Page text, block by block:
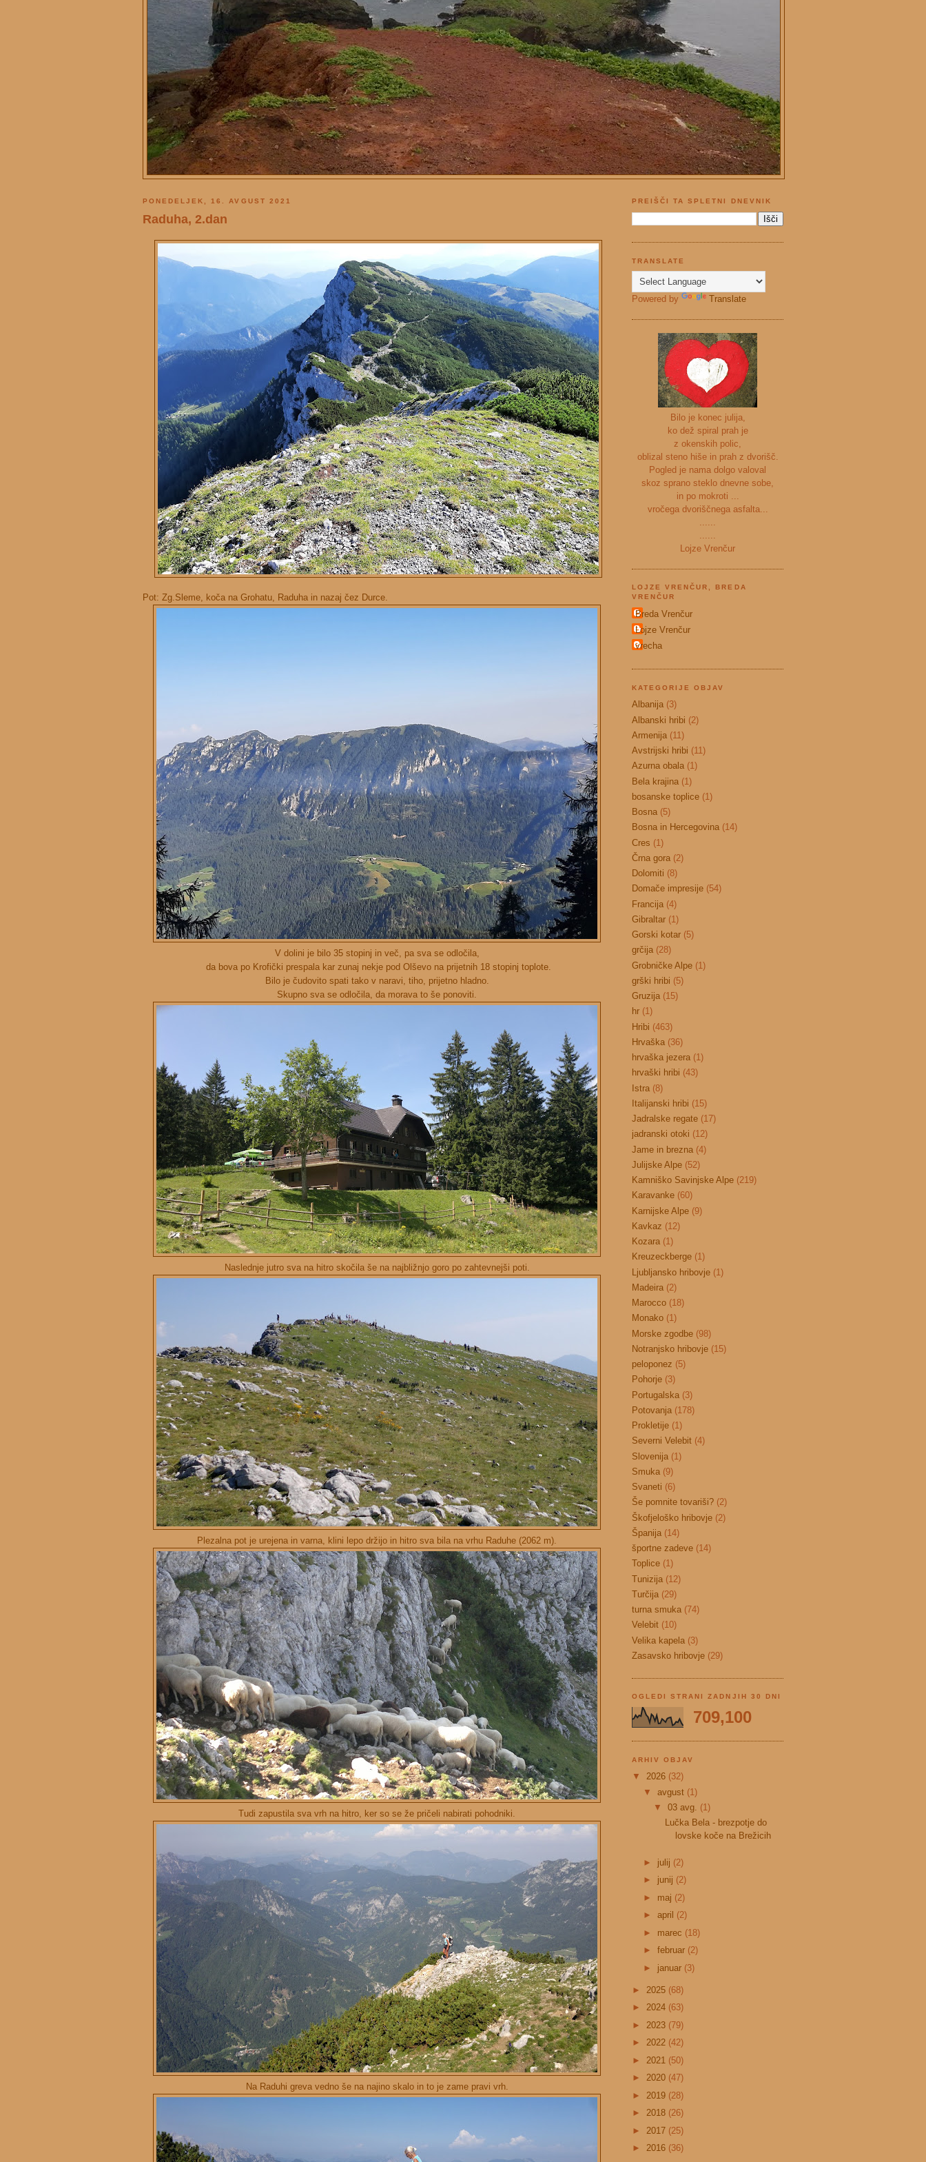
PONEDELJEK, 16. AVGUST 2021
Raduha, 2.dan
Pot: Zg.Sleme, koča na Grohatu, Raduha in nazaj čez Durce.
V dolini je bilo 35 stopinj in več, pa sva se odločila,
da bova po Krofički prespala kar zunaj nekje pod Olševo na prijetnih 18 stopinj toplote.
Bilo je čudovito spati tako v naravi, tiho, prijetno hladno.
Skupno sva se odločila, da morava to še ponoviti.
Naslednje jutro sva na hitro skočila še na najbližnjo goro po zahtevnejši poti.
Plezalna pot je urejena in varna, klini lepo držijo in hitro sva bila na vrhu Raduhe (2062 m).
Tudi zapustila sva vrh na hitro, ker so se že pričeli nabirati pohodniki.
Na Raduhi greva vedno še na najino skalo in to je zame pravi vrh.
PREIŠČI TA SPLETNI DNEVNIK
TRANSLATE
Powered by Translate
Bilo je konec julija,
ko dež spiral prah je
z okenskih polic,
oblizal steno hiše in prah z dvorišč.
Pogled je nama dolgo valoval
skoz sprano steklo dnevne sobe,
in po mokroti ...
vročega dvoriščnega asfalta...
......
......
Lojze Vrenčur
LOJZE VRENČUR, BREDA
VRENČUR
Breda Vrenčur
Lojze Vrenčur
vrecha
KATEGORIJE OBJAV
Albanija (3)
Albanski hribi (2)
Armenija (11)
Avstrijski hribi (11)
Azurna obala (1)
Bela krajina (1)
bosanske toplice (1)
Bosna (5)
Bosna in Hercegovina (14)
Cres (1)
Črna gora (2)
Dolomiti (8)
Domače impresije (54)
Francija (4)
Gibraltar (1)
Gorski kotar (5)
grčija (28)
Grobničke Alpe (1)
grški hribi (5)
Gruzija (15)
hr (1)
Hribi (463)
Hrvaška (36)
hrvaška jezera (1)
hrvaški hribi (43)
Istra (8)
Italijanski hribi (15)
Jadralske regate (17)
jadranski otoki (12)
Jame in brezna (4)
Julijske Alpe (52)
Kamniško Savinjske Alpe (219)
Karavanke (60)
Karnijske Alpe (9)
Kavkaz (12)
Kozara (1)
Kreuzeckberge (1)
Ljubljansko hribovje (1)
Madeira (2)
Marocco (18)
Monako (1)
Morske zgodbe (98)
Notranjsko hribovje (15)
peloponez (5)
Pohorje (3)
Portugalska (3)
Potovanja (178)
Prokletije (1)
Severni Velebit (4)
Slovenija (1)
Smuka (9)
Svaneti (6)
Še pomnite tovariši? (2)
Škofjeloško hribovje (2)
Španija (14)
športne zadeve (14)
Toplice (1)
Tunizija (12)
Turčija (29)
turna smuka (74)
Velebit (10)
Velika kapela (3)
Zasavsko hribovje (29)
OGLEDI STRANI ZADNJIH 30 DNI
709,100
ARHIV OBJAV
▼ 2026 (32)
▼ avgust (1)
▼03 avg. (1)
Lučka Bela - brezpotje do
lovske koče na Brežicih
► julij (2)
► junij (2)
► maj (2)
► april (2)
► marec (18)
► februar (2)
► januar (3)
► 2025 (68)
► 2024 (63)
► 2023 (79)
► 2022 (42)
► 2021 (50)
► 2020 (47)
► 2019 (28)
► 2018 (26)
► 2017 (25)
► 2016 (36)